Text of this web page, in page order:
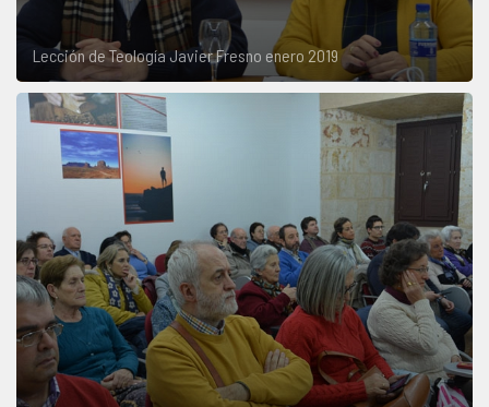
Lección de Teología Javier Fresno enero 2019